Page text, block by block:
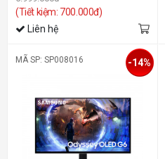
(Tiết kiệm: 700.000đ)
Liên hệ
MÃ SP: SP008016 -14%